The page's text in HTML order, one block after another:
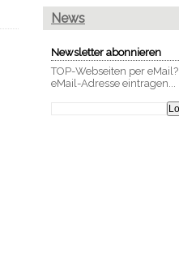
News
Newsletter abonnieren
TOP-Webseiten per eMail?
eMail-Adresse eintragen...